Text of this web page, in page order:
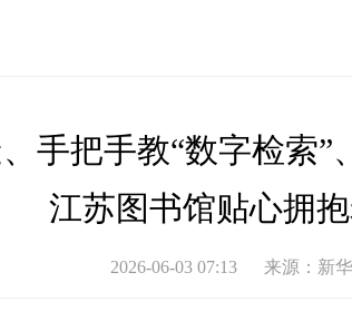
手把手教“数字检索
江苏图书馆贴心拥
2026-06-03 07:13 来源： 新